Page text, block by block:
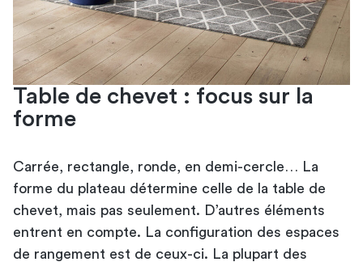
Table de chevet : focus sur la
forme
Carrée, rectangle, ronde, en demi-cercle… La
forme du plateau détermine celle de la table de
chevet, mais pas seulement. D’autres éléments
entrent en compte. La configuration des espaces
de rangement est de ceux-ci. La plupart des